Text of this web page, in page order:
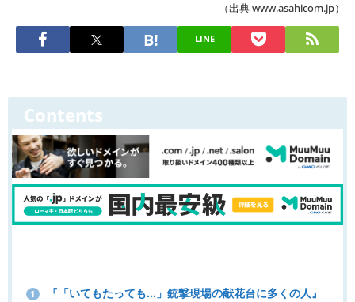
（出典 www.asahicom.jp）
LINE
Contents
1
『「いてもたっても…」銃撃現場の献花台に多くの人』